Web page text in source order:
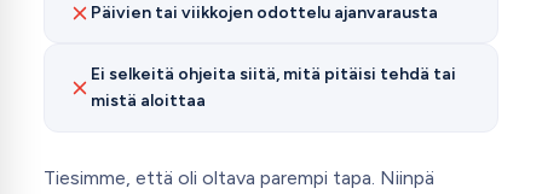
Päivien tai viikkojen odottelu ajanvarausta
Ei selkeitä ohjeita siitä, mitä pitäisi tehdä tai
mistä aloittaa
Tiesimme, että oli oltava parempi tapa. Niinpä